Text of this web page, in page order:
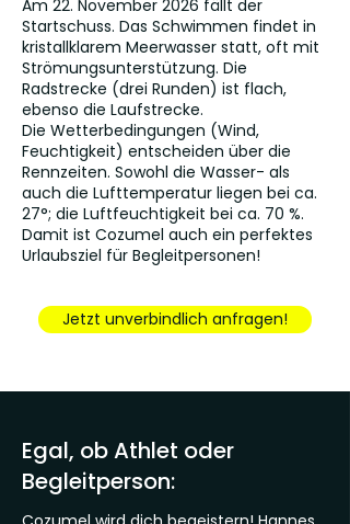
Am 22. November 2026 fällt der
Startschuss. Das Schwimmen findet in
kristallklarem Meerwasser statt, oft mit
Strömungsunterstützung. Die
Radstrecke (drei Runden) ist flach,
ebenso die Laufstrecke.
Die Wetterbedingungen (Wind,
Feuchtigkeit) entscheiden über die
Rennzeiten. Sowohl die Wasser- als
auch die Lufttemperatur liegen bei ca.
27°; die Luftfeuchtigkeit bei ca. 70 %.
Damit ist Cozumel auch ein perfektes
Urlaubsziel für Begleitpersonen!
Jetzt unverbindlich anfragen!
Egal, ob Athlet oder
Begleitperson: